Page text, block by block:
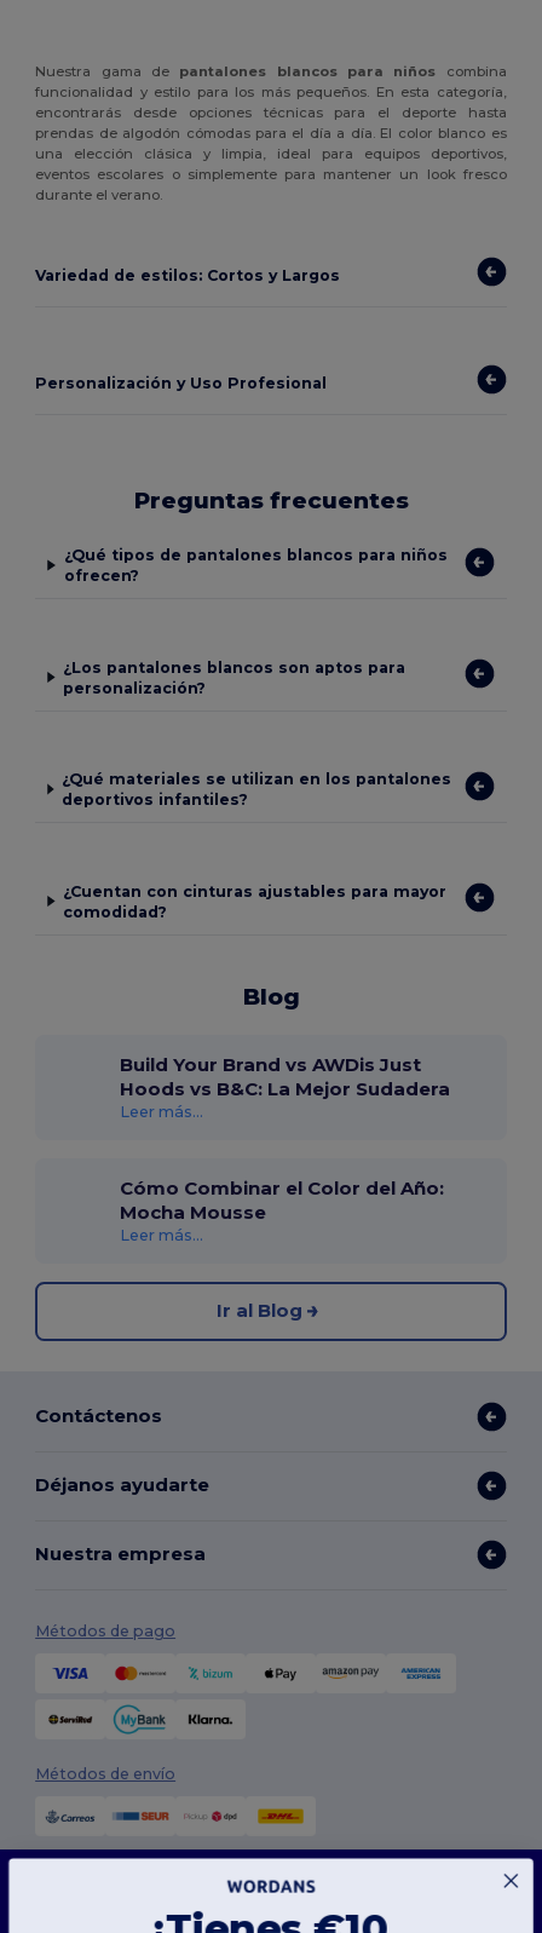
Nuestra gama de pantalones blancos para niños combina
funcionalidad y estilo para los más pequeños. En esta categoría,
encontrarás desde opciones técnicas para el deporte hasta
prendas de algodón cómodas para el día a día. El color blanco es
una elección clásica y limpia, ideal para equipos deportivos,
eventos escolares o simplemente para mantener un look fresco
durante el verano.
Variedad de estilos: Cortos y Largos
Personalización y Uso Profesional
Preguntas frecuentes
¿Qué tipos de pantalones blancos para niños
ofrecen?
¿Los pantalones blancos son aptos para
personalización?
¿Qué materiales se utilizan en los pantalones
deportivos infantiles?
¿Cuentan con cinturas ajustables para mayor
comodidad?
Blog
Build Your Brand vs AWDis Just
Hoods vs B&C: La Mejor Sudadera
Leer más...
Cómo Combinar el Color del Año:
Mocha Mousse
Leer más...
Ir al Blog
Contáctenos
Déjanos ayudarte
Nuestra empresa
Métodos de pago
Métodos de envío
Este sitio web utiliza cookies
general, recordar tus preferencias, analizar el rendimiento del sitio web y garantizar